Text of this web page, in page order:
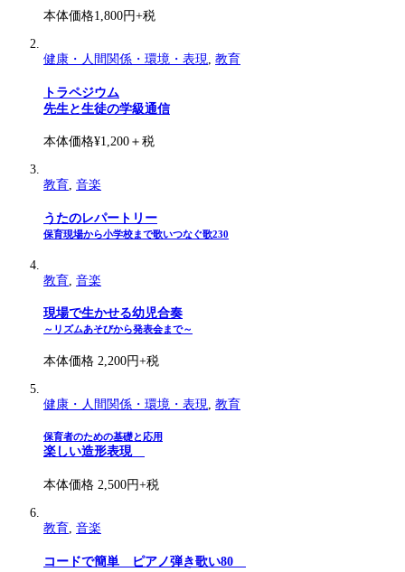
本体価格1,800円+税
健康・人間関係・環境・表現, 教育
トラペジウム
先生と生徒の学級通信
本体価格¥1,200＋税
教育, 音楽
うたのレパートリー
保育現場から小学校まで歌いつなぐ歌230
教育 音楽
現場で生かせる幼児合奏
～リズムあそびから発表会まで～
本体価格 2,200円+税
健康・人間関係・環境・表現 教育
保育者のための基礎と応用
楽しい造形表現
本体価格 2,500円+税
教育 音楽
コードで簡単 ピアノ弾き歌い80